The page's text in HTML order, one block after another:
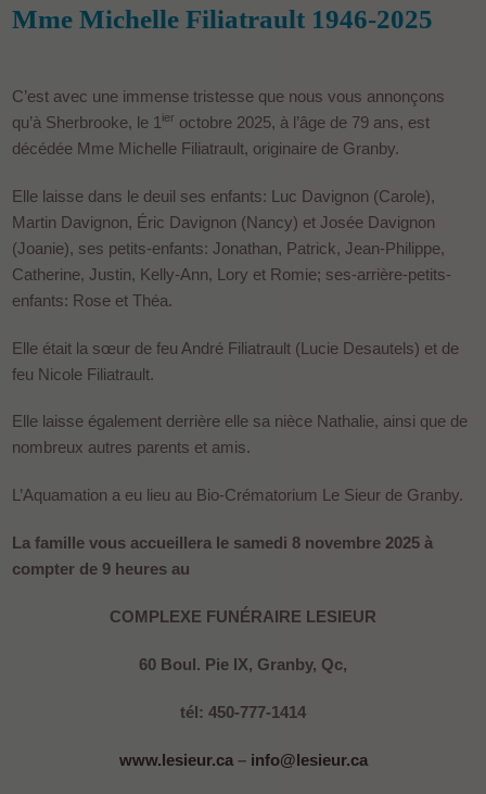
Mme Michelle Filiatrault 1946-2025
C’est avec une immense tristesse que nous vous annonçons
qu’à Sherbrooke, le 1 ier octobre 2025, à l’âge de 79 ans, est
décédée Mme Michelle Filiatrault, originaire de Granby.
Elle laisse dans le deuil ses enfants: Luc Davignon (Carole),
Martin Davignon, Éric Davignon (Nancy) et Josée Davignon
(Joanie), ses petits-enfants: Jonathan, Patrick, Jean-Philippe,
Catherine, Justin, Kelly-Ann, Lory et Romie; ses-arrière-petits-
enfants: Rose et Théa.
Elle était la sœur de feu André Filiatrault (Lucie Desautels) et de
feu Nicole Filiatrault.
Elle laisse également derrière elle sa nièce Nathalie, ainsi que de
nombreux autres parents et amis.
L’Aquamation a eu lieu au Bio-Crématorium Le Sieur de Granby.
La famille vous accueillera le samedi 8 novembre 2025 à
compter de 9 heures au
COMPLEXE FUNÉRAIRE LESIEUR
60 Boul. Pie IX, Granby, Qc,
tél: 450-777-1414
www.lesieur.ca– info@lesieur.ca